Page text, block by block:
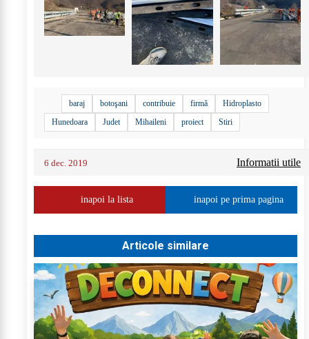
baraj botoşani contribuie firmă
Hidroplasto
Hunedoara
Judet Mihaileni proiect Stiri
6 dec. 2019 Informatii utile
inapoi la lista inapoi pe prima pagina
Articole similare